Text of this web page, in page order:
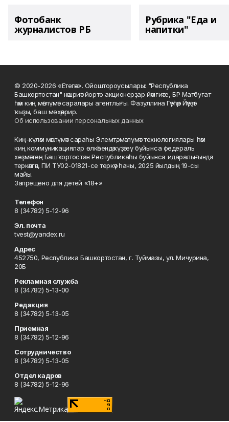
Фотобанк
журналистов РБ
Рубрика "Еда и
напитки"
© 2020-2026 «Етегән». Ойоштороусылары: "Республика
Башкортостан" нәшриәт йорто акционерҙар йәмғиәте, БР Матбуғат
һәм киң мәғлүмәт саралары агентлығы. Фазуллина Гәүһәр Йәүҙәт
ҡыҙы, баш мөхәррир.
Об использовании персональных данных
Киң-күләм мәғлүмәт сараһы Элемтә, мәғлүмәт технологиялары һәм
киң коммуникациялар өлкәһендә күҙәтеү буйынса федераль
хеҙмәттең Башҡортостан Республикаһы буйынса идаралығында
теркәлгән, ПИ ТУ02-01821-се теркәү һаны, 2025 йылдың 19-сы
майы.
Запрещено для детей «18+»
Телефон
8 (34782) 5-12-96
Эл. почта
tvest@yandex.ru
Адрес
452750, Республика Башкортостан, г. Туймазы, ул. Мичурина,
20Б
Рекламная служба
8 (34782) 5-13-00
Редакция
8 (34782) 5-13-05
Приемная
8 (34782) 5-12-96
Сотрудничество
8 (34782) 5-13-05
Отдел кадров
8 (34782) 5-12-96